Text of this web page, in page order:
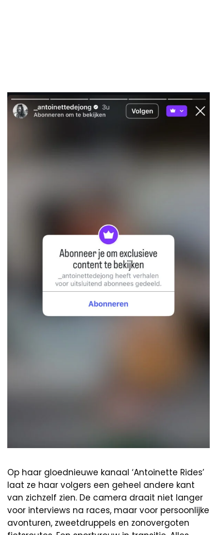
Op haar gloednieuwe kanaal ‘Antoinette Rides’
laat ze haar volgers een geheel andere kant
van zichzelf zien. De camera draait niet langer
voor interviews na races, maar voor persoonlijke
avonturen, zweetdruppels en zonovergoten